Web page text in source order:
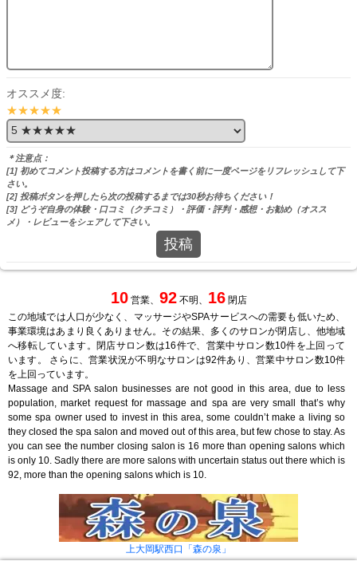
オススメ度:
★★★★★
＊注意点：
[1] 初めてコメント投稿する方はコメントを書く前に一度ページをリフレッシュして下
さい。
[2] 投稿ボタンを押したら次の投稿するまでは30秒お待ちください！
[3] どうぞ自身の体験・口コミ（クチコミ）・評価・評判・感想・お勧め（オスス
メ）・レビューをシェアして下さい。
投稿
10営業、 92不明、 16閉店
この地域では人口が少なく、マッサージやSPAサービスへの需要も低いため、
事業環境はあまり良くありません。その結果、多くのサロンが閉店し、他地域
へ移転しています。閉店サロン数は16件で、営業中サロン数10件を上回って
います。 さらに、営業状況が不明なサロンは92件あり、営業中サロン数10件
を上回っています。
Massage and SPA salon businesses are not good in this area, due to less
population, market request for massage and spa are very small that’s why
some spa owner used to invest in this area, some couldn’t make a living so
they closed the spa salon and moved out of this area, but few chose to stay. As
you can see the number closing salon is 16 more than opening salons which
is only 10. Sadly there are more salons with uncertain status out there which is
92, more than the opening salons which is 10.
上大岡駅西口「森の泉」